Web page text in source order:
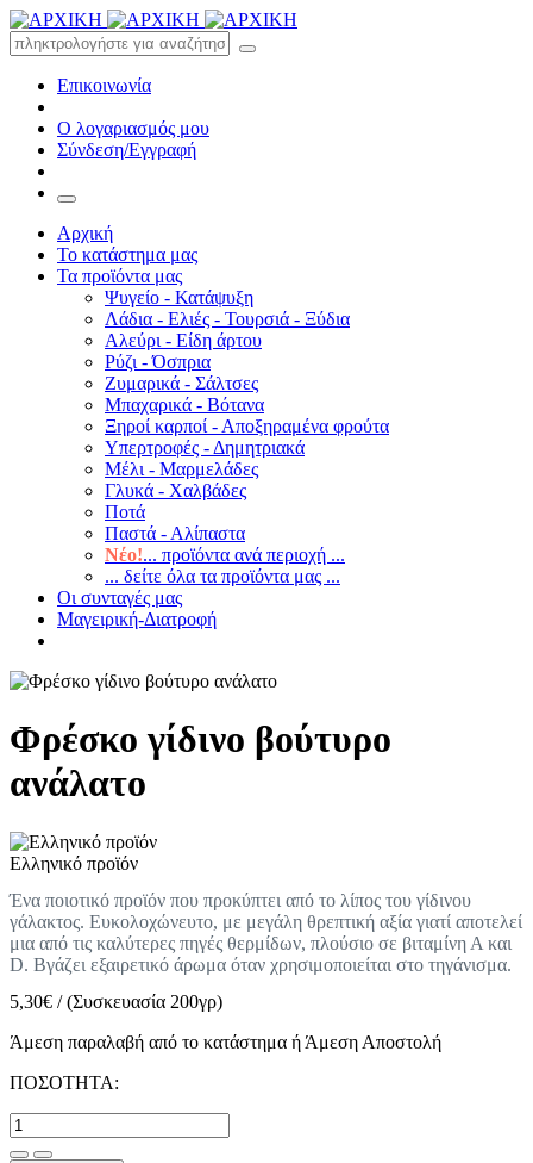
Επικοινωνία
Ο λογαριασμός μου
Σύνδεση/Εγγραφή
Αρχική
Το κατάστημα μας
Τα προϊόντα μας
Ψυγείο - Κατάψυξη
Λάδια - Ελιές - Τουρσιά - Ξύδια
Αλεύρι - Είδη άρτου
Ρύζι - Όσπρια
Ζυμαρικά - Σάλτσες
Μπαχαρικά - Βότανα
Ξηροί καρποί - Αποξηραμένα φρούτα
Υπερτροφές - Δημητριακά
Μέλι - Μαρμελάδες
Γλυκά - Χαλβάδες
Ποτά
Παστά - Αλίπαστα
Νέο!... προϊόντα ανά περιοχή ...
... δείτε όλα τα προϊόντα μας ...
Οι συνταγές μας
Μαγειρική-Διατροφή
Φρέσκο γίδινο βούτυρο
ανάλατο
Ελληνικό προϊόν
Ένα ποιοτικό προϊόν που προκύπτει από το λίπος του γίδινου
γάλακτος. Ευκολοχώνευτο, με μεγάλη θρεπτική αξία γιατί αποτελεί
μια από τις καλύτερες πηγές θερμίδων, πλούσιο σε βιταμίνη Α και
D. Βγάζει εξαιρετικό άρωμα όταν χρησιμοποιείται στο τηγάνισμα.
5,30€ /(Συσκευασία 200γρ)
Άμεση παραλαβή από το κατάστημα ή Άμεση Αποστολή
ΠΟΣΟΤΗΤΑ: